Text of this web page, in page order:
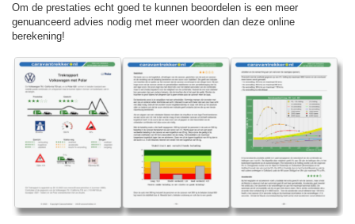
Om de prestaties echt goed te kunnen beoordelen is een meer
genuanceerd advies nodig met meer woorden dan deze online
berekening!